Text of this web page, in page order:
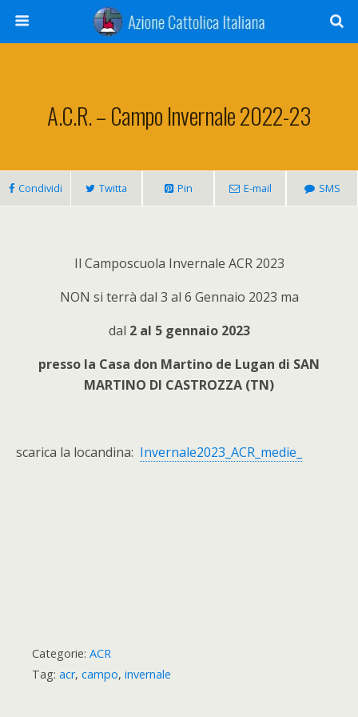
A.C.R. – Campo Invernale 2022-23
Condividi Twitta Pin E-mail SMS
Il Camposcuola Invernale ACR 2023
NON si terrà dal 3 al 6 Gennaio 2023 ma
dal 2 al 5 gennaio 2023
presso la Casa don Martino de Lugan di SAN
MARTINO DI CASTROZZA (TN)
scarica la locandina: Invernale2023_ACR_medie_
Categorie: ACR
Tag: acr, campo, invernale